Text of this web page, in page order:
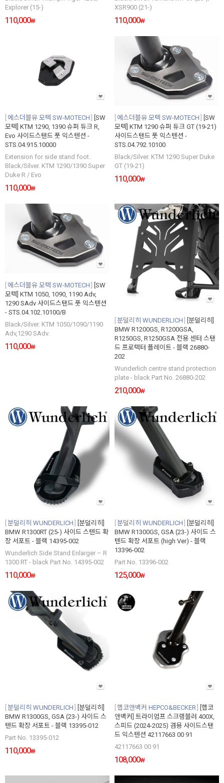
Explorer (15-)
110,000₩
XSR900 (21-)
110,000₩
에스더블유 모텍 SW-MOTECH
[SW
모텍] KTM 1290, 1390 슈퍼 듀크 R,
Evo 사이드스탠드 풋 익스텐션 -
STS.04.915.10000
Extension for side stand foot.
Black/Silver. KTM 1290/1390 Super
Duke R / Evo
110,000₩
에스더블유 모텍 SW-MOTECH
[SW
모텍] KTM 1290 슈퍼 듀크 GT (19-21)
사이드스탠드 풋 익스텐션 -
STS.04.792.10100
Black/Silver. KTM 1290 Super Duke
GT (19-21)
110,000₩
에스더블유 모텍 SW-MOTECH
[SW
모텍] KTM 1050, 1090, 1190 Adv,
1290 SAdv 사이드스탠드 풋 익스텐션
- STS.04.102.10100/B
Black/Silver. KTM 1050/1090/1190
Adv,1290 SAdv.
110,000₩
분덜리히 WUNDERLICH
[분덜리히]
BMW R1200GS, R1200GSA,
R1250GS, R1250GSA 전용 센터 스탠
드 프로텍터 플레이트 - 블랙 26880-
202
Wunderlich centre stand protection
plate - black Part No. 26880-202
210,000₩
분덜리히 WUNDERLICH
[분덜리히]
BMW R1300RT (25-) 사이드 스텐드 확
장 서포트 - 블랙 14395-002
Wunderlich Side Stand Enlarger – R
1300 RT - black Part No. 14395-002
110,000₩
분덜리히 WUNDERLICH
[분덜리히]
BMW R1300GS, GSA (23-) 사이드 스
텐드 확장 서포트 (high Ver) - 블랙
13396-002
Part No. 13396-002
125,000₩
분덜리히 WUNDERLICH
[분덜리히]
BMW R1300GS, GSA (23-) 사이드 스
텐드 확장 서포트 - 블랙 13395-012
Part No. 13395-012
110,000₩
햅코앤백커 HEPCO&BECKER
[햅코
앤백커] 트라이엄프 스크램블러 400X,
스피드 (2024-2025) 겸용 사이드스탠
드 익스텐션 42117663 00 91
42117663 00 91
108,000₩